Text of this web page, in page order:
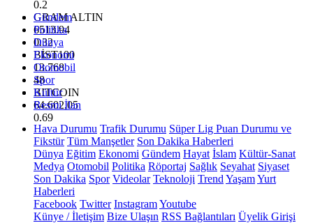
0.2
GRAM ALTIN
6513.94
0.32
BİST100
13.768
48
BITCOIN
64.602,05
0.69
Gündem
Politika
Dünya
Ekonomi
Otomobil
Spor
Kültür
Resmi İlan
Hava Durumu Trafik Durumu Süper Lig Puan Durumu ve
Fikstür Tüm Manşetler Son Dakika Haberleri
Dünya Eğitim Ekonomi Gündem Hayat İslam Kültür-Sanat
Medya Otomobil Politika Röportaj Sağlık Seyahat Siyaset
Son Dakika Spor Videolar Teknoloji Trend YaşamYurt
Haberleri
Facebook Twitter InstagramYoutube
Künye / İletişim Bize Ulaşın RSS Bağlantıları Üyelik Girişi